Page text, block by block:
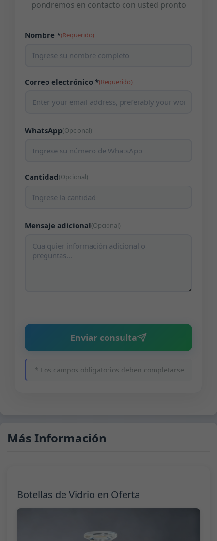
pondremos en contacto con usted pronto
Nombre *(Requerido)
Correo electrónico *(Requerido)
WhatsApp(Opcional)
Cantidad(Opcional)
Mensaje adicional(Opcional)
Enviar consulta
* Los campos obligatorios deben completarse
Más Información
Botellas de Vidrio en Oferta